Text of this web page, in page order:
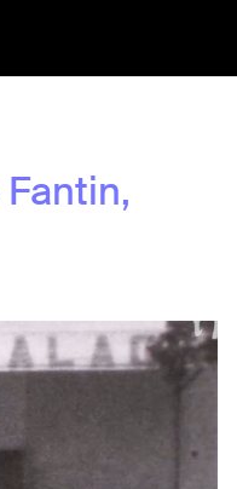
Fantin,